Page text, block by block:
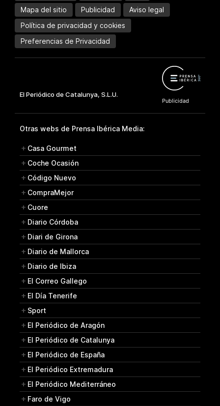
Mapa del sitio
Publicidad
Aviso legal
Política de privacidad y cookies
Preferencias de Privacidad
Otras webs de Prensa Ibérica Media:
Casa Gourmet
Coche Ocasión
Código Nuevo
CompraMejor
Cuore
Diario Córdoba
Diari de Girona
Diario de Mallorca
Diario de Ibiza
El Correo Gallego
El Día Tenerife
Sport
El Periódico de Aragón
El Periódico de Catalunya
El Periódico de España
El Periódico Extremadura
El Periódico Mediterráneo
Faro de Vigo